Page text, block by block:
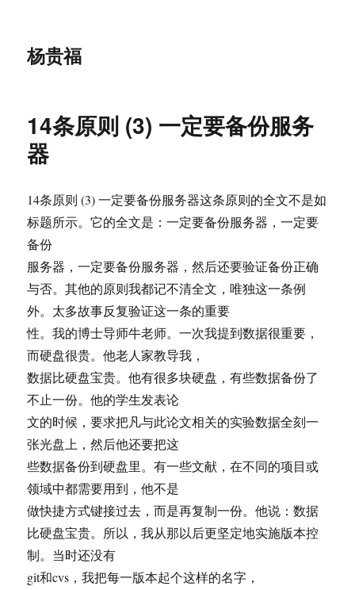
杨贵福
14条原则 (3) 一定要备份服务
器
14条原则 (3) 一定要备份服务器这条原则的全文不是如
标题所示。它的全文是：一定要备份服务器，一定要
备份
服务器，一定要备份服务器，然后还要验证备份正确
与否。其他的原则我都记不清全文，唯独这一条例
外。太多故事反复验证这一条的重要
性。我的博士导师牛老师。一次我提到数据很重要，
而硬盘很贵。他老人家教导我，
数据比硬盘宝贵。他有很多块硬盘，有些数据备份了
不止一份。他的学生发表论
文的时候，要求把凡与此论文相关的实验数据全刻一
张光盘上，然后他还要把这
些数据备份到硬盘里。有一些文献，在不同的项目或
领域中都需要用到，他不是
做快捷方式键接过去，而是再复制一份。他说：数据
比硬盘宝贵。所以，我从那以后更坚定地实施版本控
制。当时还没有
git和cvs，我把每一版本起个这样的名字，